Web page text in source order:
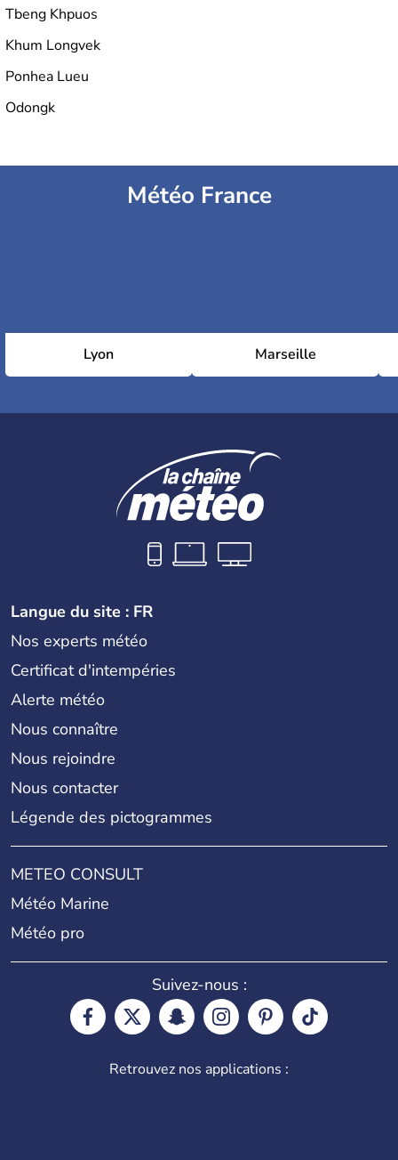
Tbeng Khpuos
Khum Longvek
Ponhea Lueu
Odongk
Météo France
Lyon Marseille
Langue du site : FR
Nos experts météo
Certificat d'intempéries
Alerte météo
Nous connaître
Nous rejoindre
Nous contacter
Légende des pictogrammes
METEO CONSULT
Météo Marine
Météo pro
Suivez-nous :
Retrouvez nos applications :